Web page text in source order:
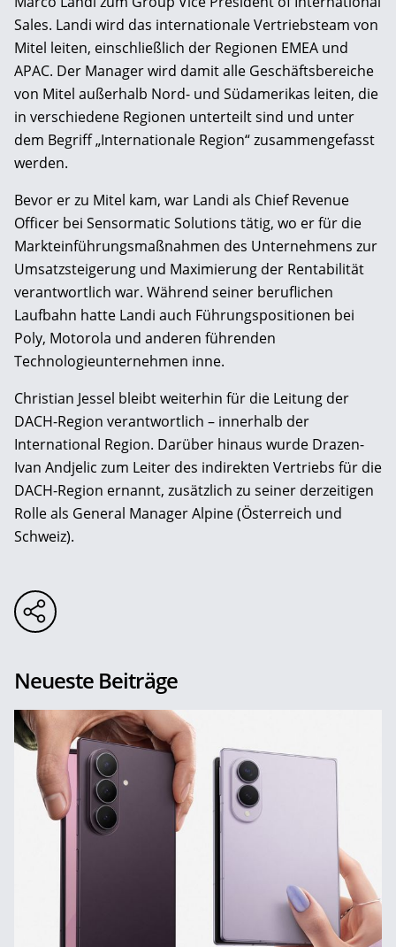
Sales. Landi wird das internationale Vertriebsteam von
Mitel leiten, einschließlich der Regionen EMEA und
APAC. Der Manager wird damit alle Geschäftsbereiche
von Mitel außerhalb Nord- und Südamerikas leiten, die
in verschiedene Regionen unterteilt sind und unter
dem Begriff „Internationale Region“ zusammengefasst
werden.
Bevor er zu Mitel kam, war Landi als Chief Revenue
Officer bei Sensormatic Solutions tätig, wo er für die
Markteinführungsmaßnahmen des Unternehmens zur
Umsatzsteigerung und Maximierung der Rentabilität
verantwortlich war. Während seiner beruflichen
Laufbahn hatte Landi auch Führungspositionen bei
Poly, Motorola und anderen führenden
Technologieunternehmen inne.
Christian Jessel bleibt weiterhin für die Leitung der
DACH-Region verantwortlich – innerhalb der
International Region. Darüber hinaus wurde Drazen-
Ivan Andjelic zum Leiter des indirekten Vertriebs für die
DACH-Region ernannt, zusätzlich zu seiner derzeitigen
Rolle als General Manager Alpine (Österreich und
Schweiz).
Neueste Beiträge